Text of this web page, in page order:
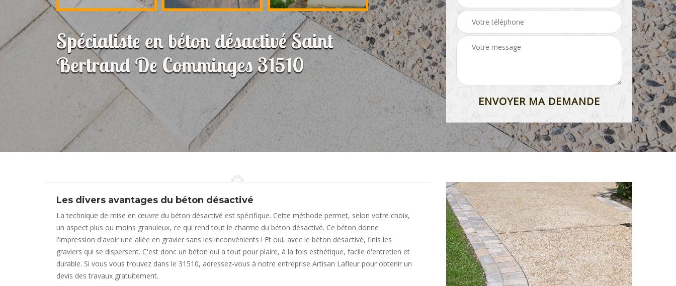
Spécialiste en béton désactivé Saint
Bertrand De Comminges 31510
Les divers avantages du béton désactivé
La technique de mise en œuvre du béton désactivé est spécifique. Cette méthode permet, selon votre choix,
un aspect plus ou moins granuleux, ce qui rend tout le charme du béton désactivé. Ce béton donne
l'impression d'avoir une allée en gravier sans les inconvénients ! Et oui, avec le béton désactivé, finis les
graviers qui se dispersent. C'est donc un béton qui a tout pour plaire, à la fois esthétique, facile d'entretien et
durable. Si vous vous trouvez dans le 31510, adressez-vous à notre entreprise Artisan Lafleur pour obtenir un
devis des travaux gratuitement.